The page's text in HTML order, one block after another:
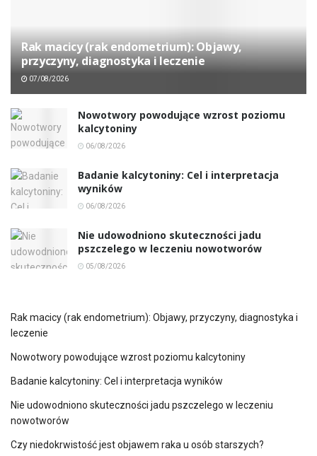
Rak macicy (rak endometrium): Objawy,
przyczyny, diagnostyka i leczenie
07/08/2026
Nowotwory powodujące wzrost poziomu
kalcytoniny
06/08/2026
Badanie kalcytoniny: Cel i interpretacja
wyników
06/08/2026
Nie udowodniono skuteczności jadu
pszczelego w leczeniu nowotworów
05/08/2026
Rak macicy (rak endometrium): Objawy, przyczyny, diagnostyka i
leczenie
Nowotwory powodujące wzrost poziomu kalcytoniny
Badanie kalcytoniny: Cel i interpretacja wyników
Nie udowodniono skuteczności jadu pszczelego w leczeniu
nowotworów
Czy niedokrwistość jest objawem raka u osób starszych?